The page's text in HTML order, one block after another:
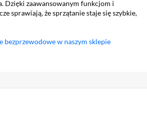
Dzięki zaawansowanym funkcjom i
sprawiają, że sprzątanie staje się szybkie,
bezprzewodowe w naszym sklepie